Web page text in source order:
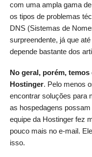
com uma ampla gama
os tipos de problemas
DNS (Sistemas de
surpreendente, já que
depende bastante dos
No geral, porém,
Hostinger. Pelo menos
encontrar soluções para
as hospedagens
equipe da Hostinger fez
pouco mais no e-mail.
isso.